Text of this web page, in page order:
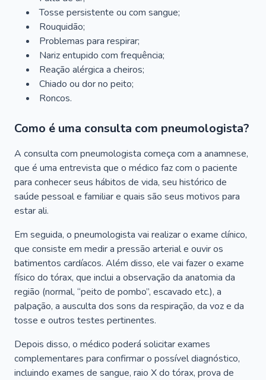
Tosse persistente ou com sangue;
Rouquidão;
Problemas para respirar;
Nariz entupido com frequência;
Reação alérgica a cheiros;
Chiado ou dor no peito;
Roncos.
Como é uma consulta com pneumologista?
A consulta com pneumologista começa com a anamnese,
que é uma entrevista que o médico faz com o paciente
para conhecer seus hábitos de vida, seu histórico de
saúde pessoal e familiar e quais são seus motivos para
estar ali.
Em seguida, o pneumologista vai realizar o exame clínico,
que consiste em medir a pressão arterial e ouvir os
batimentos cardíacos. Além disso, ele vai fazer o exame
físico do tórax, que inclui a observação da anatomia da
região (normal, “peito de pombo”, escavado etc.), a
palpação, a ausculta dos sons da respiração, da voz e da
tosse e outros testes pertinentes.
Depois disso, o médico poderá solicitar exames
complementares para confirmar o possível diagnóstico,
incluindo exames de sangue, raio X do tórax, prova de